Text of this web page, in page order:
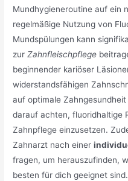
Mundhygieneroutine auf ein
regelmäßige Nutzung von
Mundspülungen kann
zurZahnfleischpflege
beginnender kariöser
widerstandsfähigen
auf optimale
darauf achten, fluoridhaltige
Zahnpflege einzusetzen.
Zahnarzt nach einer
fragen, um herauszufinden,
besten für dich geeignet